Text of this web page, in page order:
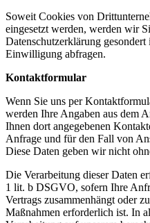
Soweit Cookies von
eingesetzt werden, werden wir
Datenschutzerklärung
Einwilligung abfragen.
Kontaktformular
Wenn Sie uns per
werden Ihre Angaben aus dem
Ihnen dort angegebenen
Anfrage und für den Fall von
Diese Daten geben wir nicht
Die Verarbeitung dieser Daten
1 lit. b DSGVO, sofern Ihre
Vertrags zusammenhängt oder
Maßnahmen erforderlich ist. In